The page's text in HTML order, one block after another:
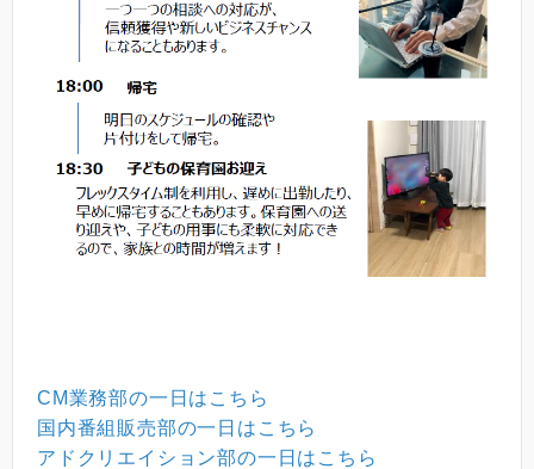
CM業務部の一日はこちら
国内番組販売部の一日はこちら
アドクリエイション部の一日はこちら